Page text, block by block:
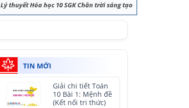
Lý thuyết Hóa học 10 SGK Chân trời sáng tạo
TIN MỚI
Giải chi tiết Toán
10 Bài 1: Mệnh đề
(Kết nối tri thức)